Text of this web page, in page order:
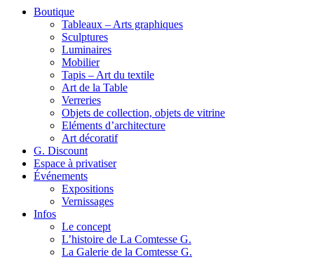
Boutique
Tableaux – Arts graphiques
Sculptures
Luminaires
Mobilier
Tapis – Art du textile
Art de la Table
Verreries
Objets de collection, objets de vitrine
Eléments d’architecture
Art décoratif
G. Discount
Espace à privatiser
Événements
Expositions
Vernissages
Infos
Le concept
L’histoire de La Comtesse G.
La Galerie de la Comtesse G.